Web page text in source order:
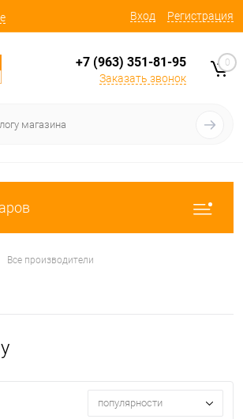
Вход Регистрация
+7 (963) 351-81-95
Заказать звонок
0
Все производители
популярности